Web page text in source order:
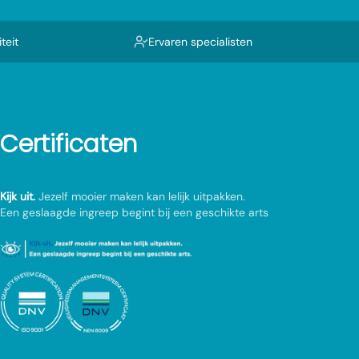
Ervaren specialisten
Certificaten
Kijk uit. Jezelf mooier maken kan lelijk uitpakken.
Een geslaagde ingreep begint bij een geschikte arts